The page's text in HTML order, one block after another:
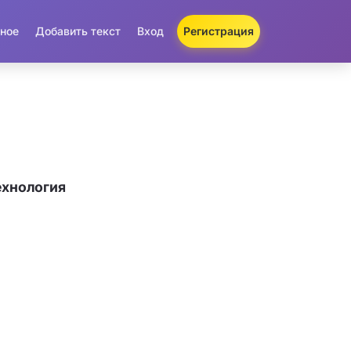
Добавить текст Вход Регистрация